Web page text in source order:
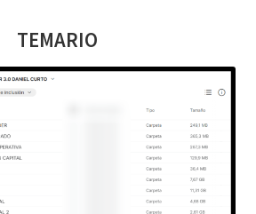
TEMARIO